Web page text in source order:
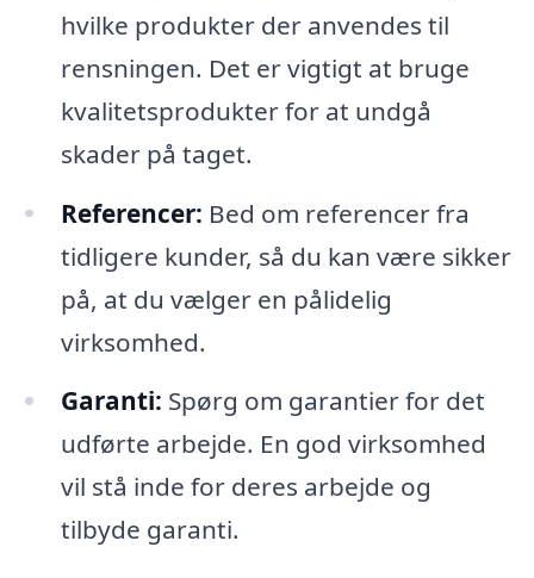
hvilke produkter der anvendes til
rensningen. Det er vigtigt at bruge
kvalitetsprodukter for at undgå
skader på taget.
Referencer: Bed om referencer fra
tidligere kunder, så du kan være sikker
på, at du vælger en pålidelig
virksomhed.
Garanti: Spørg om garantier for det
udførte arbejde. En god virksomhed
vil stå inde for deres arbejde og
tilbyde garanti.